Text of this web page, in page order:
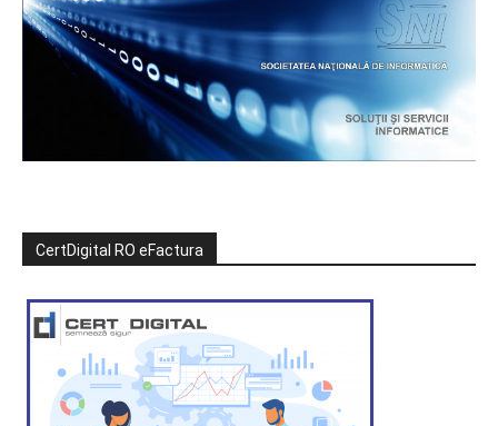
CertDigital RO eFactura